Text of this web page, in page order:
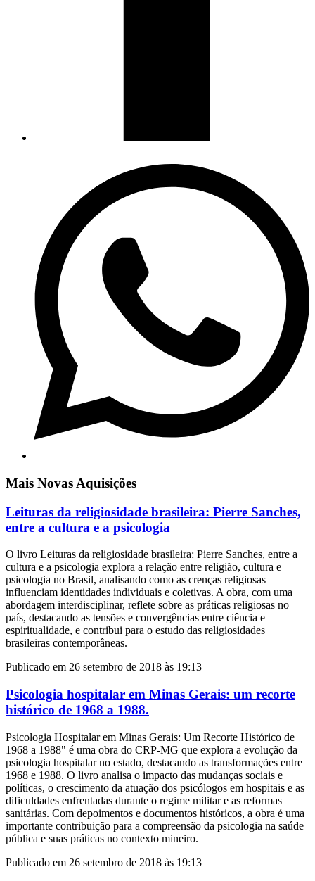
Mais Novas Aquisições
Leituras da religiosidade brasileira: Pierre Sanches,
entre a cultura e a psicologia
O livro Leituras da religiosidade brasileira: Pierre Sanches, entre a
cultura e a psicologia explora a relação entre religião, cultura e
psicologia no Brasil, analisando como as crenças religiosas
influenciam identidades individuais e coletivas. A obra, com uma
abordagem interdisciplinar, reflete sobre as práticas religiosas no
país, destacando as tensões e convergências entre ciência e
espiritualidade, e contribui para o estudo das religiosidades
brasileiras contemporâneas.
Publicado em 26 setembro de 2018 às 19:13
Psicologia hospitalar em Minas Gerais: um recorte
histórico de 1968 a 1988.
Psicologia Hospitalar em Minas Gerais: Um Recorte Histórico de
1968 a 1988" é uma obra do CRP-MG que explora a evolução da
psicologia hospitalar no estado, destacando as transformações entre
1968 e 1988. O livro analisa o impacto das mudanças sociais e
políticas, o crescimento da atuação dos psicólogos em hospitais e as
dificuldades enfrentadas durante o regime militar e as reformas
sanitárias. Com depoimentos e documentos históricos, a obra é uma
importante contribuição para a compreensão da psicologia na saúde
pública e suas práticas no contexto mineiro.
Publicado em 26 setembro de 2018 às 19:13